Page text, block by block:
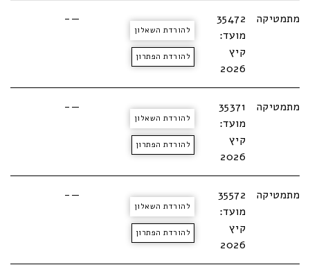
מתמטיקה
35472
מועד:
קיץ
2026
להורדת השאלון
להורדת הפתרון
—-
מתמטיקה
35371
מועד:
קיץ
2026
להורדת השאלון
להורדת הפתרון
—-
מתמטיקה
35572
מועד:
קיץ
2026
להורדת השאלון
להורדת הפתרון
—-